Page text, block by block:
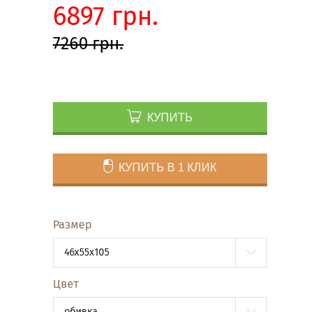
6897 грн.
7260 грн.
КУПИТЬ
КУПИТЬ В 1 КЛИК
Размер
46x55x105
Цвет